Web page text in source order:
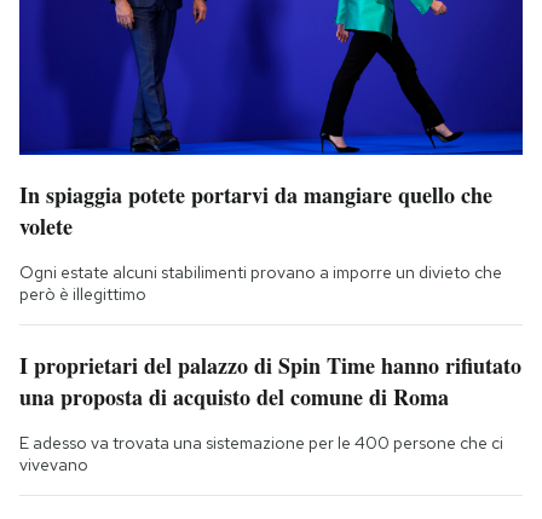
In spiaggia potete portarvi da mangiare quello che
volete
Ogni estate alcuni stabilimenti provano a imporre un divieto che
però è illegittimo
I proprietari del palazzo di Spin Time hanno rifiutato
una proposta di acquisto del comune di Roma
E adesso va trovata una sistemazione per le 400 persone che ci
vivevano